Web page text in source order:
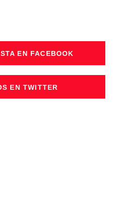
EN FACEBOOK
EN TWITTER